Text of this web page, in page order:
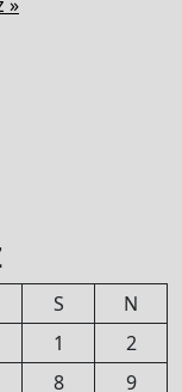
S
N
1
2
8
9